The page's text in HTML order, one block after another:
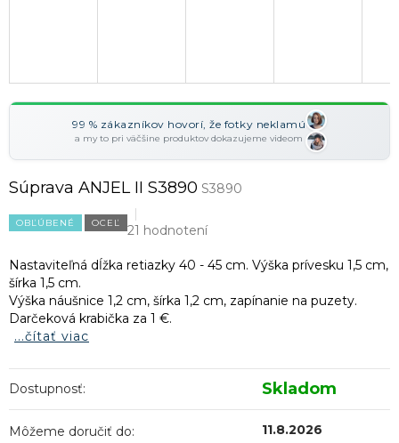
99 % zákazníkov hovorí, že fotky neklamú
a my to pri väčšine produktov dokazujeme videom
Súprava ANJEL II S3890 S3890
OBĽÚBENÉ OCEĽ 21 hodnotení
Nastaviteľná dĺžka retiazky 40 - 45 cm. Výška prívesku 1,5 cm,
šírka 1,5 cm.
Výška náušnice 1,2 cm, šírka 1,2 cm, zapínanie na puzety.
Darčeková krabička za 1 €.
...čítať viac
Dostupnosť: Skladom
Môžeme doručiť do: 11.8.2026